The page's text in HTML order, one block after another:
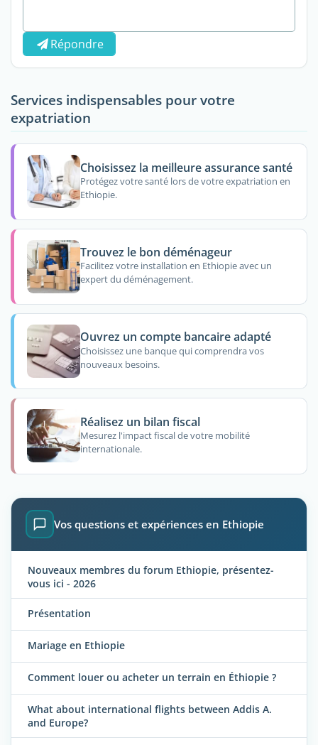
Répondre
Services indispensables pour votre
expatriation
Choisissez la meilleure assurance santé
Protégez votre santé lors de votre expatriation en
Ethiopie.
Trouvez le bon déménageur
Facilitez votre installation en Ethiopie avec un
expert du déménagement.
Ouvrez un compte bancaire adapté
Choisissez une banque qui comprendra vos
nouveaux besoins.
Réalisez un bilan fiscal
Mesurez l'impact fiscal de votre mobilité
internationale.
Vos questions et expériences en Ethiopie
Nouveaux membres du forum Ethiopie, présentez-
vous ici - 2026
Présentation
Mariage en Ethiopie
Comment louer ou acheter un terrain en Éthiopie ?
What about international flights between Addis A.
and Europe?